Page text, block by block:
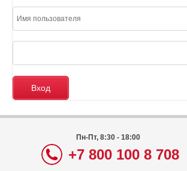
Пн-Пт, 8:30 - 18:00
+7 800 100 8 708